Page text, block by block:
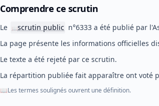
Comprendre ce scrutin
Le 📖scrutin public n°6333 a été publié par
La page présente les informations officielles
Le texte a été rejeté par ce scrutin.
La répartition publiée fait apparaître ont voté
📖Les termes soulignés ouvrent une définition.